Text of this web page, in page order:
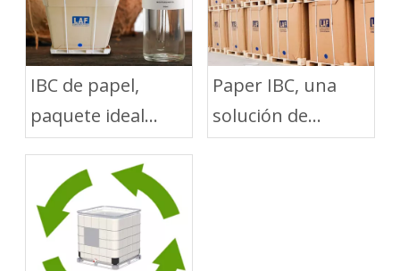
IBC de papel,
paquete ideal
para el envío de
aceite de coco
Paper IBC, una
solución de
embalaje verde